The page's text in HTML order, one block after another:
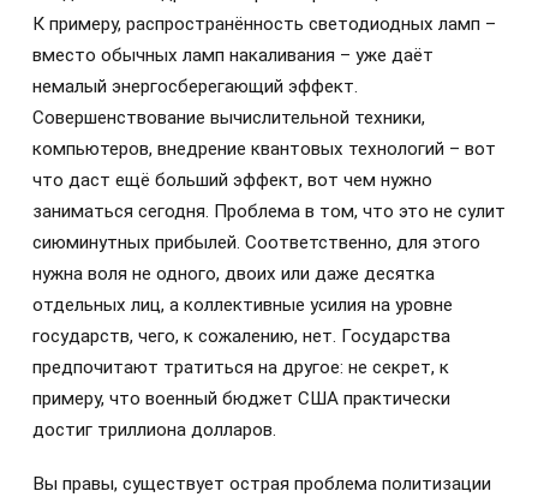
К примеру, распространённость светодиодных ламп –
вместо обычных ламп накаливания – уже даёт
немалый энергосберегающий эффект.
Совершенствование вычислительной техники,
компьютеров, внедрение квантовых технологий – вот
что даст ещё больший эффект, вот чем нужно
заниматься сегодня. Проблема в том, что это не сулит
сиюминутных прибылей. Соответственно, для этого
нужна воля не одного, двоих или даже десятка
отдельных лиц, а коллективные усилия на уровне
государств, чего, к сожалению, нет. Государства
предпочитают тратиться на другое: не секрет, к
примеру, что военный бюджет США практически
достиг триллиона долларов.
Вы правы, существует острая проблема политизации